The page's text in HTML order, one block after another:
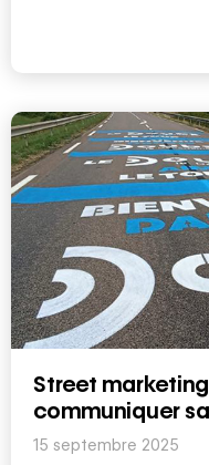
Street
communiquer
15 septembre 2025